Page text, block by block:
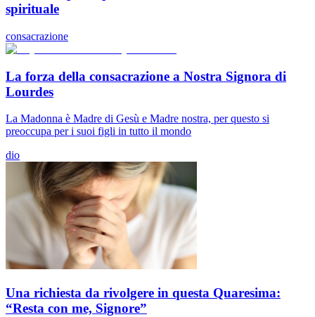
spirituale
consacrazione
La forza della consacrazione a Nostra Signora di
Lourdes
La Madonna è Madre di Gesù e Madre nostra, per questo si
preoccupa per i suoi figli in tutto il mondo
dio
Una richiesta da rivolgere in questa Quaresima:
“Resta con me, Signore”